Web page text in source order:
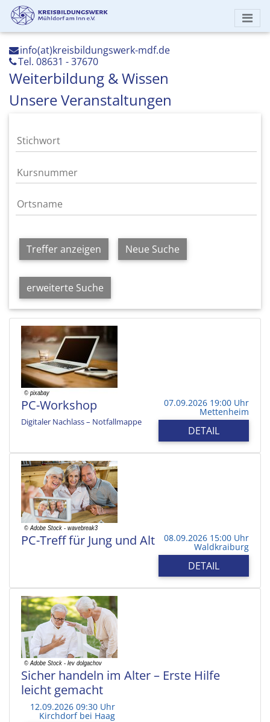
info(at)kreisbildungswerk-mdf.de
Tel. 08631 - 37670
Weiterbildung & Wissen
Unsere Veranstaltungen
Treffer anzeigen Neue Suche
erweiterte Suche
PC-Workshop
Digitaler Nachlass – Notfallmappe
07.09.2026 19:00 Uhr
Mettenheim
DETAIL
PC-Treff für Jung und Alt 08.09.2026 15:00 Uhr
Waldkraiburg
DETAIL
Sicher handeln im Alter – Erste Hilfe
leicht gemacht
12.09.2026 09:30 Uhr
Kirchdorf bei Haag